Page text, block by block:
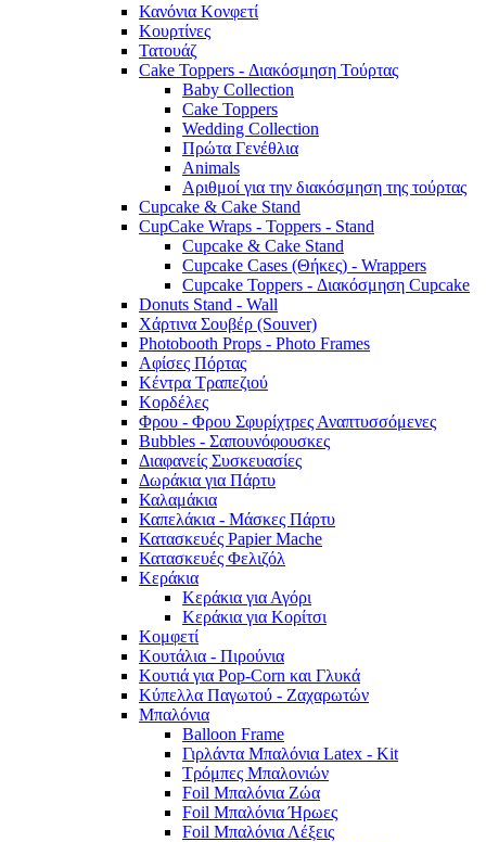
Κανόνια Κονφετί
Κουρτίνες
Τατουάζ
Cake Toppers - Διακόσμηση Τούρτας
Baby Collection
Cake Toppers
Wedding Collection
Πρώτα Γενέθλια
Animals
Αριθμοί για την διακόσμηση της τούρτας
Cupcake & Cake Stand
CupCake Wraps - Toppers - Stand
Cupcake & Cake Stand
Cupcake Cases (Θήκες) - Wrappers
Cupcake Toppers - Διακόσμηση Cupcake
Donuts Stand - Wall
Χάρτινα Σουβέρ (Souver)
Photobooth Props - Photo Frames
Αφίσες Πόρτας
Κέντρα Τραπεζιού
Κορδέλες
Φρου - Φρου Σφυρίχτρες Αναπτυσσόμενες
Bubbles - Σαπουνόφουσκες
Διαφανείς Συσκευασίες
Δωράκια για Πάρτυ
Καλαμάκια
Καπελάκια - Μάσκες Πάρτυ
Κατασκευές Papier Mache
Κατασκευές Φελιζόλ
Κεράκια
Κεράκια για Αγόρι
Κεράκια για Κορίτσι
Κομφετί
Κουτάλια - Πιρούνια
Κουτιά για Pop-Corn και Γλυκά
Κύπελλα Παγωτού - Ζαχαρωτών
Μπαλόνια
Balloon Frame
Γιρλάντα Μπαλόνια Latex - Kit
Τρόμπες Μπαλονιών
Foil Μπαλόνια Ζώα
Foil Μπαλόνια Ήρωες
Foil Μπαλόνια Λέξεις